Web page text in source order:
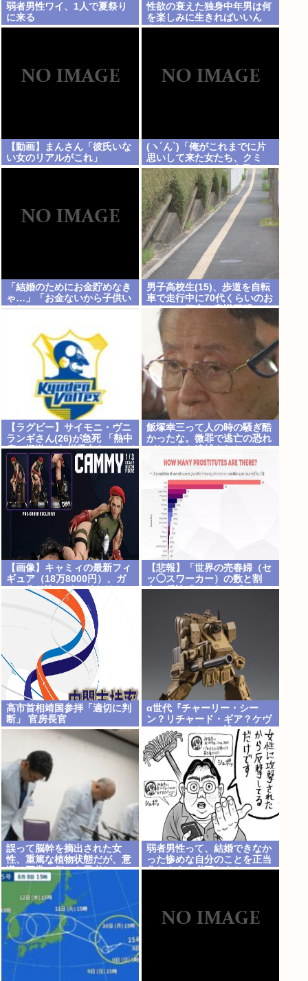
弱者男性ワイ、1人で夏祭り
に来る
性欲の衰えた独身中年男は何
を楽しみに生きればいいん
や？
【動画】まんさん「彼氏いな
い女のリアルがこれ」
(ヽ´ん`)「俺がこれまでに片
思いして来た女たち、クミ
コ、ナミ、クミコ(1人目とは
別人、タミヨ、カオリ、ユカ
リ…」
「結婚のためにお金貯めなき
ゃ…」「お金ないから子供い
らない」←こいつら
男子高校生(15)、歩道を自転
車で走行中に70代くらいのお
っさんに衝突し意識不明にさ
せてしまう
【ラグビー】サイモニ・ヴニ
ランギさん(26)が急死 「熱中
症で搬送」 九州電力キューデ
ンヴォルテクスで練習中
飯塚幸三って人の時の騒ぎ酷
かったな。微罪で逃亡の恐れ
がないなら逮捕されないって
常識も知らんし
【画像】キャミィの最新フィ
ギュア（18万8000円）、ガ
チで作り込みがエグすぎる
【悲報】「世界の売春婦（セ
ッ◯スワーカー）の数と割
合」反論「そんなはずはない
高市首相靖国参拝「適切に判
断」 官房長官
α世代『チャーリー・シー
ン？リチャード・ギア？ケヴ
ィン・コスナー？誰ですかそ
れ？？』何故なのか
誤って脳幹を摘出された女
性、重篤な植物状態だが、意
識は正常で何かを思考してい
ると判明
弱者男性って、結婚できなか
った惨めな自分のことを正当
化しようと必死だよな